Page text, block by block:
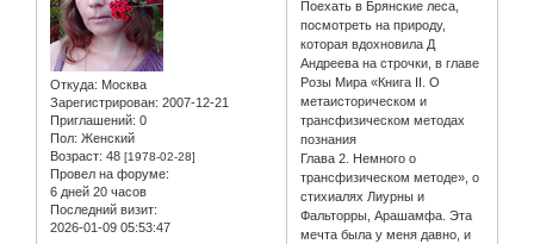
Откуда: Москва
Зарегистрирован: 2007-12-21
Приглашений: 0
Пол: Женский
Возраст: 48 [1978-02-28]
Провел на форуме:
6 дней 20 часов
Последний визит:
2026-01-09 05:53:47
Поехать в Брянские леса,
посмотреть на природу,
которая вдохновила Д
Андреева на строчки, в главе
Розы Мира «Книга II. О
метаисторическом и
трансфизическом методах
познания
Глава 2. Немного о
трансфизическом методе», о
стихиалях Лиурны и
Фальторры, Арашамфа. Эта
мечта была у меня давно, и